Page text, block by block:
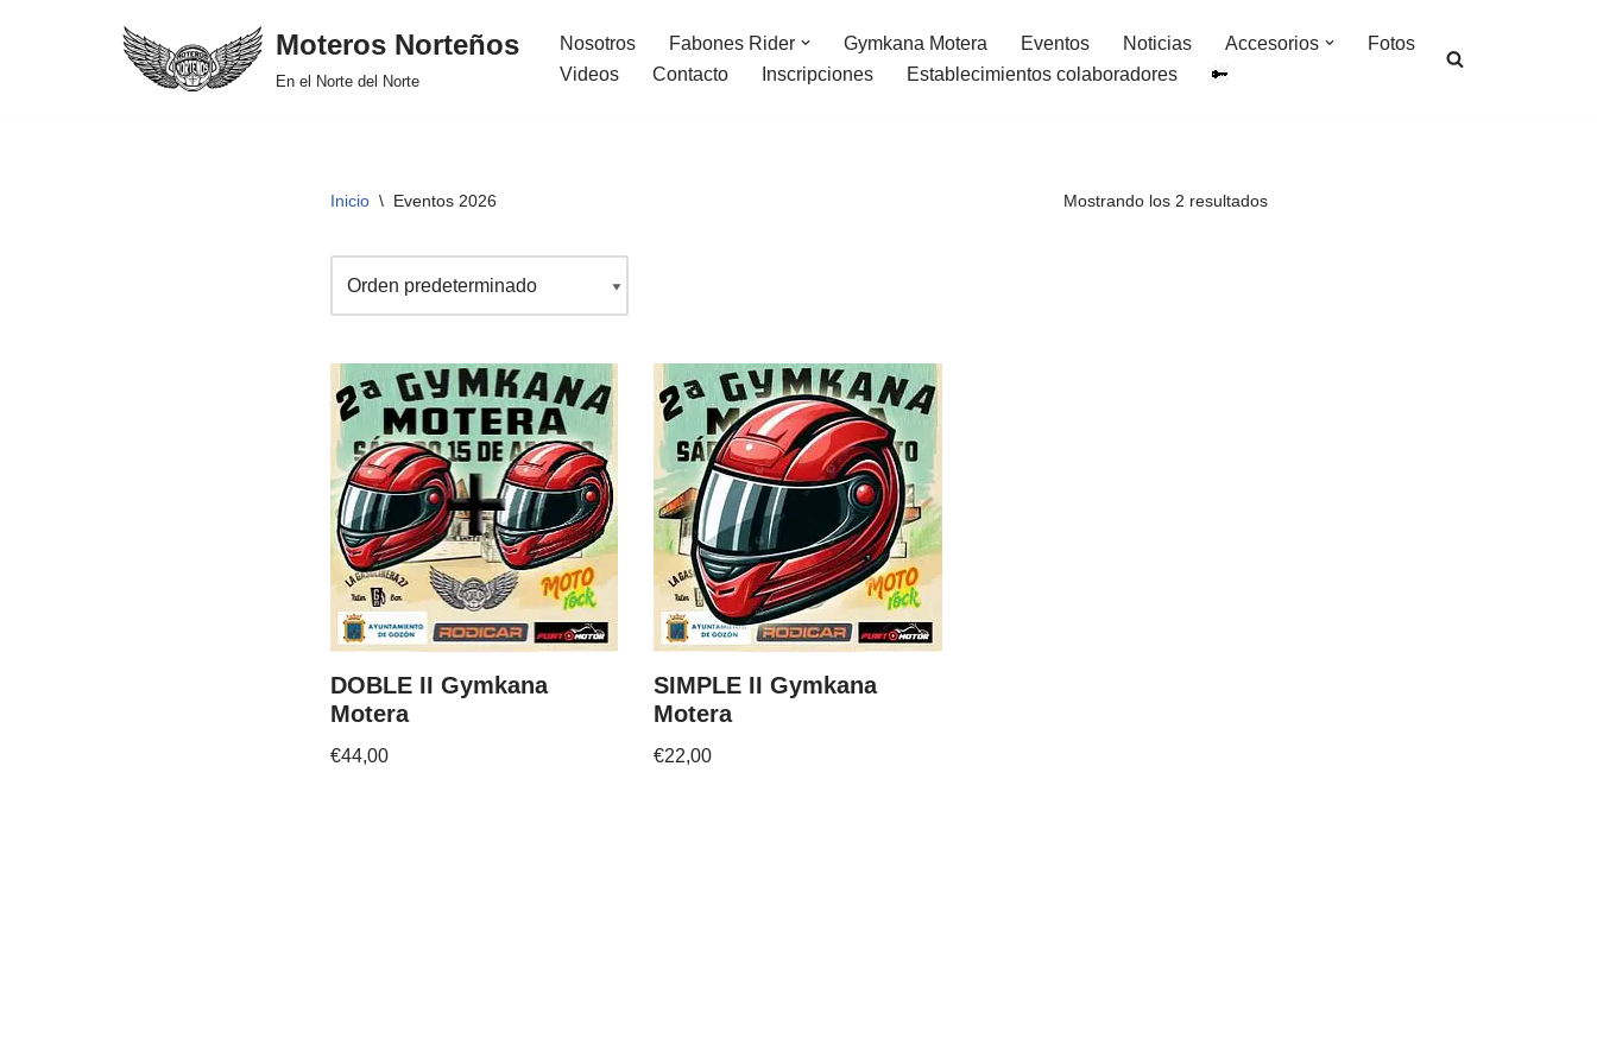
Moteros Norteños
En el Norte del Norte
Nosotros Fabones Rider Gymkana Motera Eventos Noticias Accesorios
Fotos
Videos
Contacto Inscripciones Establecimientos colaboradores
Inicio \ Eventos 2026 Mostrando los 2 resultados
DOBLE II Gymkana
Motera
€44,00
SIMPLE II Gymkana
Motera
€22,00